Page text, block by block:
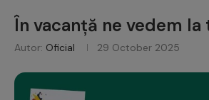
În vacanță ne vedem la
Autor: Oficial 29 October 2025